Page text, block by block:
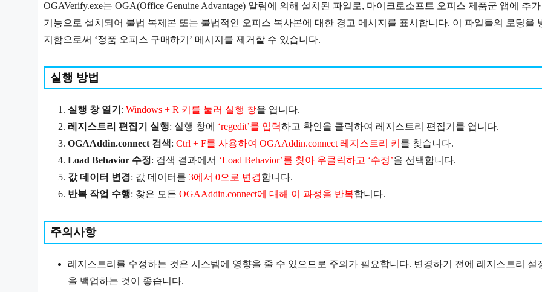
OGAVerify.exe는 OGA(Office Genuine Advantage) 알림에 의해 설치된 파일로, 마이크로소프트 오피스 제품군 앱에 추가
기능으로 설치되어 불법 복제본 또는 불법적인 오피스 복사본에 대한 경고 메시지를 표시합니다. 이 파일들의 로딩을
지함으로써 ‘정품 오피스 구매하기’ 메시지를 제거할 수 있습니다​​​​.
실행 방법
실행 창 열기 : Windows + R 키를 눌러 실행 창을 엽니다.
레지스트리 편집기 실행: 실행 창에 ‘regedit’를 입력하고 확인을 클릭하여 레지스트리 편집기를 엽니다.
OGAAddin.connect 검색: Ctrl + F를 사용하여 OGAAddin.connect 레지스트리 키 를 찾습니다.
Load Behavior 수정: 검색 결과에서 ‘Load Behavior’를 찾아 우클릭하고 ‘수정’을 선택합니다.
값 데이터 변경: 값 데이터를 3에서 0으로 변경합니다.
반복 작업 수행: 찾은 모든 OGAAddin.connect에 대해 이 과정을 반복합니다.
주의사항
레지스트리를 수정하는 것은 시스템에 영향을 줄 수 있으므로 주의가 필요합니다. 변경하기 전에 레지스트리 설
을 백업하는 것이 좋습니다.